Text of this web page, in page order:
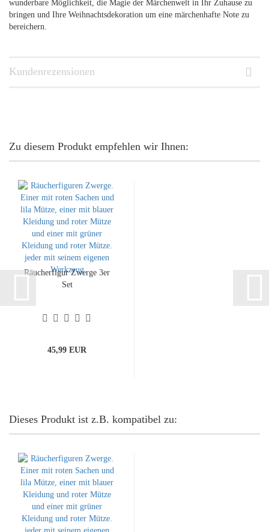
wunderbare Möglichkeit, die Magie der Märchenwelt in Ihr Zuhause zu
bringen und Ihre Weihnachtsdekoration um eine märchenhafte Note zu
bereichern.
Kundenrezensionen
Zu diesem Produkt empfehlen wir Ihnen:
Räucherfigur Zwerge 3er
Set
45,99 EUR
Dieses Produkt ist z.B. kompatibel zu: